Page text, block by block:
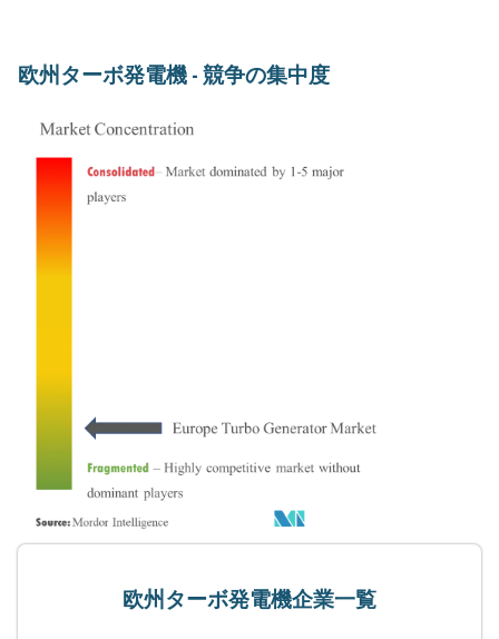
欧州ターボ発電機 - 競争の集中度
欧州ターボ発電機企業一覧